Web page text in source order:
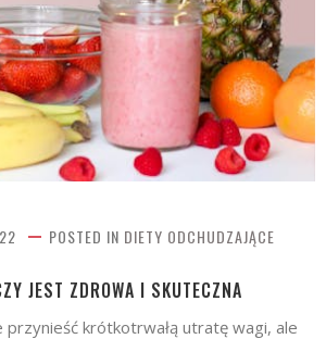
POSTED IN DIETY ODCHUDZAJĄCE
JEST ZDROWA I SKUTECZNA
przynieść krótkotrwałą utratę wagi, ale